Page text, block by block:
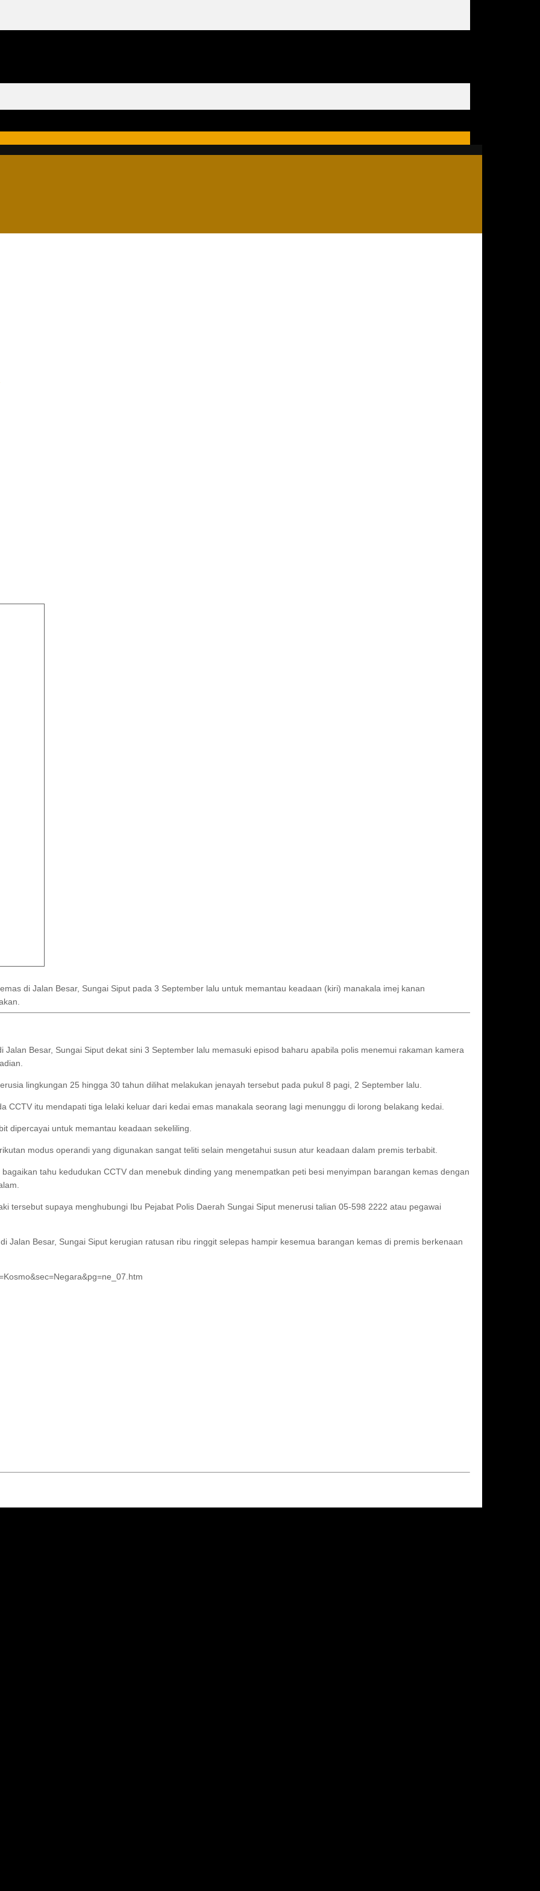
di Jalan Besar, Sungai Siput pada 3 September lalu untuk memantau keadaan (kiri) manakala imej kanan
Besar, Sungai Siput dekat sini 3 September lalu memasuki episod baharu apabila polis menemui rakaman kamera
lingkungan 25 hingga 30 tahun dilihat melakukan jenayah tersebut pada pukul 8 pagi, 2 September lalu.
CCTV itu mendapati tiga lelaki keluar dari kedai emas manakala seorang lagi menunggu di lorong belakang kedai.
dipercayai untuk memantau keadaan sekeliling.
modus operandi yang digunakan sangat teliti selain mengetahui susun atur keadaan dalam premis terbabit.
tahu kedudukan CCTV dan menebuk dinding yang menempatkan peti besi menyimpan barangan kemas dengan
tersebut supaya menghubungi Ibu Pejabat Polis Daerah Sungai Siput menerusi talian 05-598 2222 atau pegawai
Jalan Besar, Sungai Siput kerugian ratusan ribu ringgit selepas hampir kesemua barangan kemas di premis berkenaan